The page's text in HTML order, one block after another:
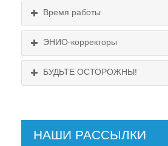
Выходные:
Время работы
ЭНИО-корректоры
БУДЬТЕ ОСТОРОЖНЫ!
НАШИ РАССЫЛКИ